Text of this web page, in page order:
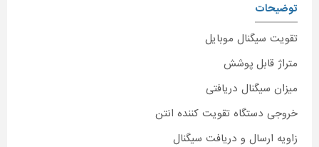
توضیحات
تقویت سیگنال موبایل
متراژ قابل پوشش
میزان سیگنال دریافتی
خروجی دستگاه تقویت کننده انتن
زاویه ارسال و دریافت سیگنال